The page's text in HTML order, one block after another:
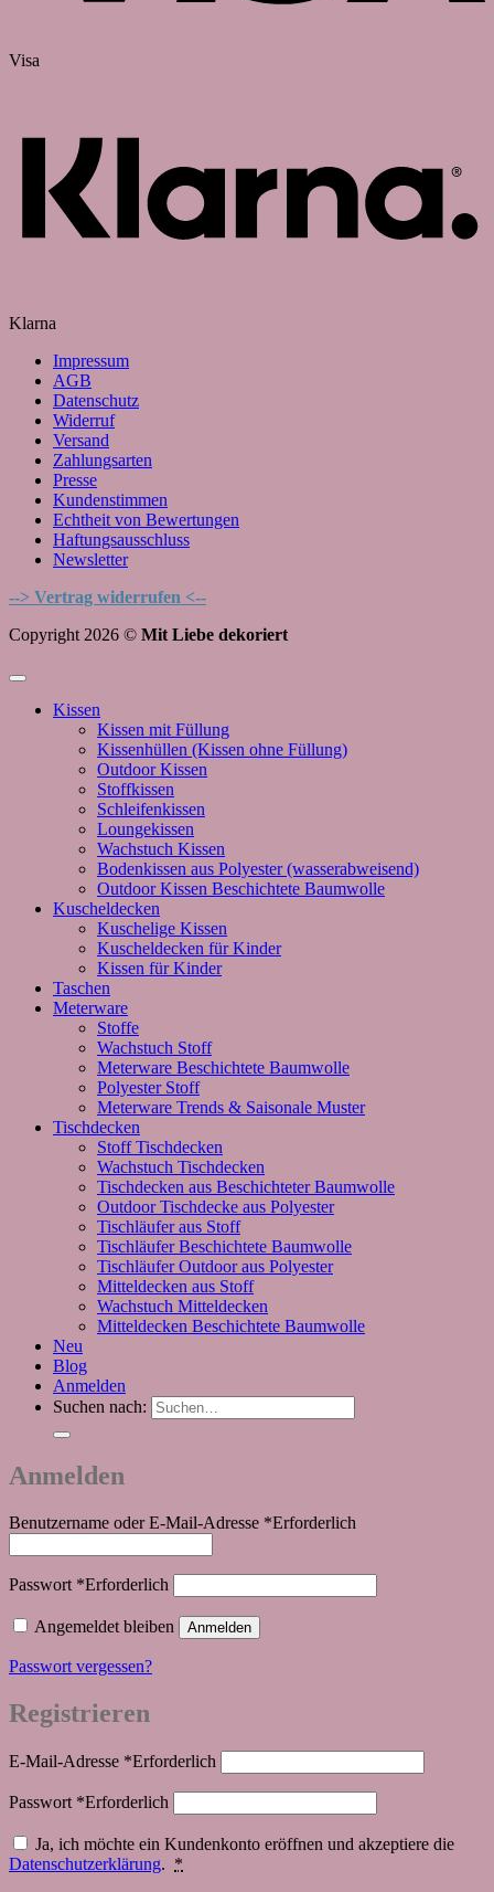
Visa
Klarna
Impressum
AGB
Datenschutz
Widerruf
Versand
Zahlungsarten
Presse
Kundenstimmen
Echtheit von Bewertungen
Haftungsausschluss
Newsletter
--> Vertrag widerrufen <--
Copyright 2026 © Mit Liebe dekoriert
Kissen
Kissen mit Füllung
Kissenhüllen (Kissen ohne Füllung)
Outdoor Kissen
Stoffkissen
Schleifenkissen
Loungekissen
Wachstuch Kissen
Bodenkissen aus Polyester (wasserabweisend)
Outdoor Kissen Beschichtete Baumwolle
Kuscheldecken
Kuschelige Kissen
Kuscheldecken für Kinder
Kissen für Kinder
Taschen
Meterware
Stoffe
Wachstuch Stoff
Meterware Beschichtete Baumwolle
Polyester Stoff
Meterware Trends & Saisonale Muster
Tischdecken
Stoff Tischdecken
Wachstuch Tischdecken
Tischdecken aus Beschichteter Baumwolle
Outdoor Tischdecke aus Polyester
Tischläufer aus Stoff
Tischläufer Beschichtete Baumwolle
Tischläufer Outdoor aus Polyester
Mitteldecken aus Stoff
Wachstuch Mitteldecken
Mitteldecken Beschichtete Baumwolle
Neu
Blog
Anmelden
Suchen nach:
Anmelden
Benutzername oder E-Mail-Adresse *Erforderlich
Passwort *Erforderlich
Angemeldet bleiben Anmelden
Passwort vergessen?
Registrieren
E-Mail-Adresse *Erforderlich
Passwort *Erforderlich
Ja, ich möchte ein Kundenkonto eröffnen und akzeptiere die
Datenschutzerklärung. *